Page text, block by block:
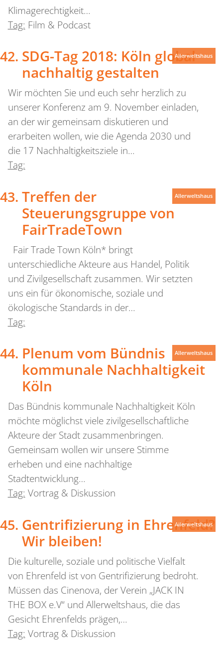
Klimagerechtigkeit…
Tag: Film & Podcast
SDG-Tag 2018: Köln global
nachhaltig gestalten
Wir möchten Sie und euch sehr herzlich zu
unserer Konferenz am 9. November einladen,
an der wir gemeinsam diskutieren und
erarbeiten wollen, wie die Agenda 2030 und
die 17 Nachhaltigkeitsziele in…
Tag:
Allerweltshaus
Treffen der
Steuerungsgruppe von
FairTradeTown
Fair Trade Town Köln* bringt
unterschiedliche Akteure aus Handel, Politik
und Zivilgesellschaft zusammen. Wir setzten
uns ein für ökonomische, soziale und
ökologische Standards in der…
Tag:
Allerweltshaus
Plenum vom Bündnis
kommunale Nachhaltigkeit
Köln
Das Bündnis kommunale Nachhaltigkeit Köln
möchte möglichst viele zivilgesellschaftliche
Akteure der Stadt zusammenbringen.
Gemeinsam wollen wir unsere Stimme
erheben und eine nachhaltige
Stadtentwicklung…
Tag: Vortrag & Diskussion
Allerweltshaus
Gentrifizierung in Ehrenfeld?
Wir bleiben!
Die kulturelle, soziale und politische Vielfalt
von Ehrenfeld ist von Gentrifizierung bedroht.
Müssen das Cinenova, der Verein „JACK IN
THE BOX e.V“ und Allerweltshaus, die das
Gesicht Ehrenfelds prägen,…
Tag: Vortrag & Diskussion
Allerweltshaus